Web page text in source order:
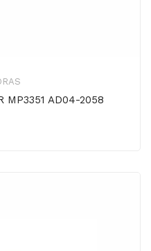
MP3351 AD04-2058